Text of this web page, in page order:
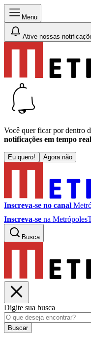
Menu
Ative nossas
Você quer ficar por dentro
notificações em tempo
Eu quero! Agora não
Inscreva-se no canal
Inscreva-se na
Busca
Digite sua busca
Buscar